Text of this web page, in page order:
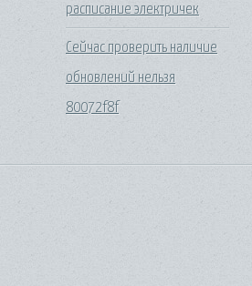
расписание электричек
Сейчас проверить наличие
обновлений нельзя
80072f8f